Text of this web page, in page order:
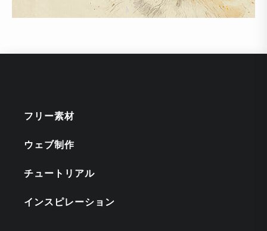
フリー素材
ウェブ制作
チュートリアル
インスピレーション